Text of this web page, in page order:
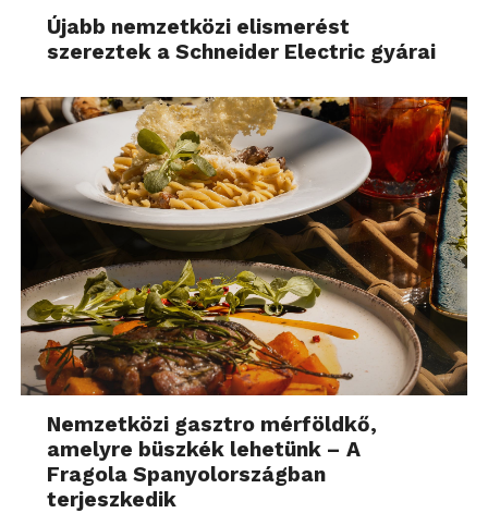
Újabb nemzetközi elismerést
szereztek a Schneider Electric gyárai
Nemzetközi gasztro mérföldkő,
amelyre büszkék lehetünk – A
Fragola Spanyolországban
terjeszkedik